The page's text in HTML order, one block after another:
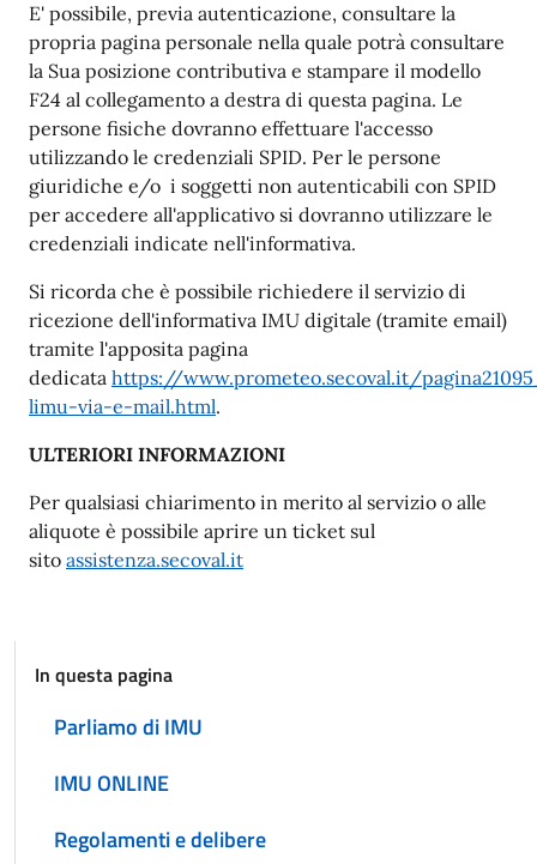
E' possibile, previa autenticazione, consultare la
propria pagina personale nella quale potrà consultare
la Sua posizione contributiva e stampare il modello
F24 al collegamento a destra di questa pagina. Le
persone fisiche dovranno effettuare l'accesso
utilizzando le credenziali SPID. Per le persone
giuridiche e/o i soggetti non autenticabili con SPID
per accedere all'applicativo si dovranno utilizzare le
credenziali indicate nell'informativa.
Si ricorda che è possibile richiedere il servizio di
ricezione dell'informativa IMU digitale (tramite email)
tramite l'apposita pagina
dedicata https://www.prometeo.secoval.it/
limu-via-e-mail.html.
ULTERIORI INFORMAZIONI
Per qualsiasi chiarimento in merito al servizio o alle
aliquote è possibile aprire un ticket sul
sito assistenza.secoval.it
In questa pagina
Parliamo di IMU
IMU ONLINE
Regolamenti e delibere